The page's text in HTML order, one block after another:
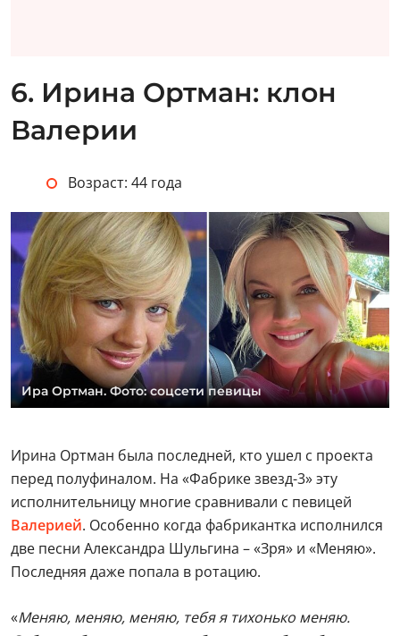
6. Ирина Ортман: клон
Валерии
Возраст: 44 года
Ира Ортман. Фото: соцсети певицы
Ирина Ортман была последней, кто ушел с проекта
перед полуфиналом. На «Фабрике звезд-3» эту
исполнительницу многие сравнивали с певицей
Валерией. Особенно когда фабрикантка исполнился
две песни Александра Шульгина – «Зря» и «Меняю».
Последняя даже попала в ротацию.
«Меняю, меняю, меняю, тебя я тихонько меняю.